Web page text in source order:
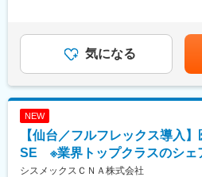
カスタマーサクセス・サポート：
■企業魅力：
★テクノロジーの力で歯科医療の
★AIやSaaSを活用し、歯科医院の
新サービス「paylight X」を通じ
ョンなど医院運営全体の効率化を
・顧客先：従業員数300人～
・担当商材：キヤノン製デバイス
・既存／新規：いずれも有。新規
https://canon.jp/biz/case/it-solution
■働く環境について：
目安の金額であり、選考を通じて
給(月額)は固定手当を含めた表記で
気になる
NEW
【仙台／フルフレックス導入
SE ※業界トップクラスのシェ
シスメックスＣＮＡ株式会社